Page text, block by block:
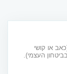
או קושי
העצמי).